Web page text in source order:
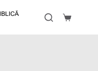
Coș